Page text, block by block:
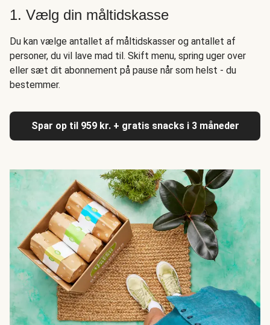
1. Vælg din måltidskasse
Du kan vælge antallet af måltidskasser og antallet af
personer, du vil lave mad til. Skift menu, spring uger over
eller sæt dit abonnement på pause når som helst - du
bestemmer.
Spar op til 959 kr. + gratis snacks i 3 måneder